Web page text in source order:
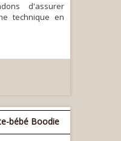
d'assurer
technique en
bébé Boodie